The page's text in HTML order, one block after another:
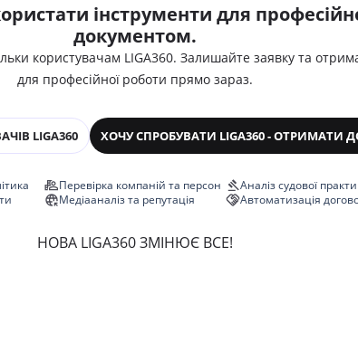
інструменти для
документом.
користувачам LIGA360. Залишайте заявку та
для професійної роботи прямо зараз.
LIGA360 ХОЧУ СПРОБУВАТИ LIGA360 - ОТРИМАТИ
Перевірка компаній та персон
Медіааналіз та репутація
Аналіз судової
Автоматизація
НОВА LIGA360 ЗМІНЮЄ ВСЕ!